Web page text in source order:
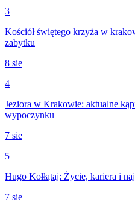
3
Kościół świętego krzyża w
zabytku
8 sie
4
Jeziora w Krakowie: aktualne
wypoczynku
7 sie
5
Hugo Kołłątaj: Życie, kariera i
7 sie